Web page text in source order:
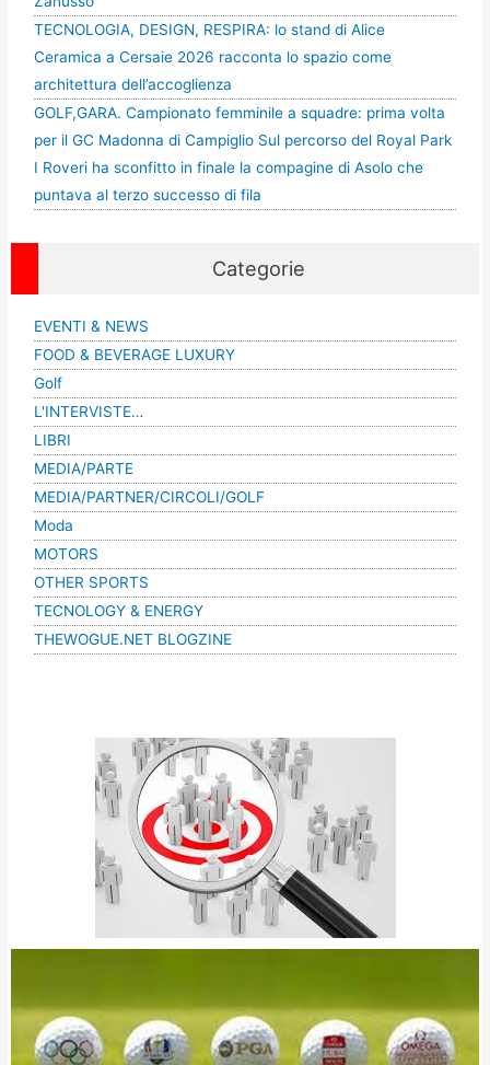
TECNOLOGIA, DESIGN, RESPIRA: lo stand di Alice
Ceramica a Cersaie 2026 racconta lo spazio come
architettura dell’accoglienza
GOLF,GARA. Campionato femminile a squadre: prima volta
per il GC Madonna di Campiglio Sul percorso del Royal Park
I Roveri ha sconfitto in finale la compagine di Asolo che
puntava al terzo successo di fila
Categorie
EVENTI & NEWS
FOOD & BEVERAGE LUXURY
Golf
L'INTERVISTE…
LIBRI
MEDIA/PARTE
MEDIA/PARTNER/CIRCOLI/GOLF
Moda
MOTORS
OTHER SPORTS
TECNOLOGY & ENERGY
THEWOGUE.NET BLOGZINE